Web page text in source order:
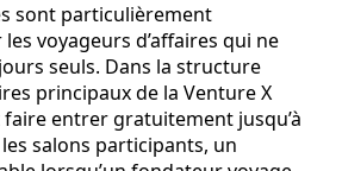
sont particulièrement
voyageurs d’affaires qui ne
seuls. Dans la structure
principaux de la Venture X
entrer gratuitement jusqu’à
salons participants, un